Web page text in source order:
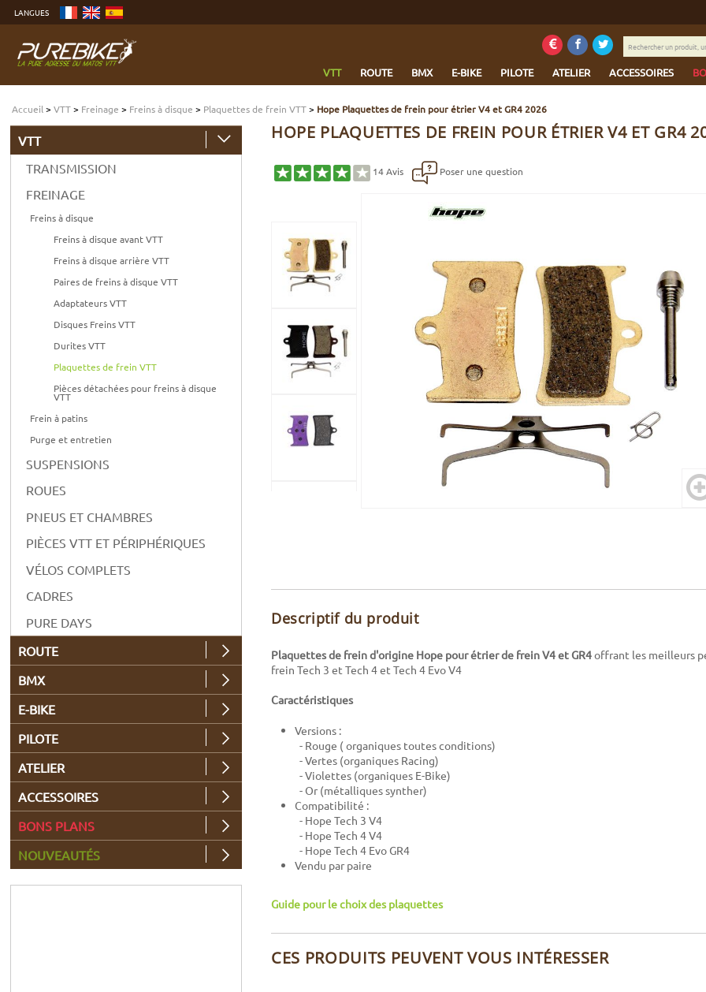
contenu
menu
Aller
LANGUES
VTT ROUTE BMX E-BIKE PILOTE ATELIER ACCESSOIRES
Rechercher
un
une
marque...
Accueil >VTT> Freinage > Freins à disque > Plaquettes de frein VTT> Hope Plaquettes de frein pour étrier V4 et GR4 2026
HOPE PLAQUETTES DE FREIN POUR ÉTRIER V4 ET GR4
14Avis Poser une question
Descriptif du produit
Plaquettes de frein d'origine Hope pour étrier de frein V4 et GR4offrant les meilleurs
frein Tech 3 et Tech 4 et Tech 4 Evo V4
Caractéristiques
Versions :
- Rouge ( organiques toutes conditions)
- Vertes (organiques Racing)
- Violettes (organiques E-Bike)
- Or (métalliques synther)
Compatibilité :
- Hope Tech 3 V4
- Hope Tech 4 V4
- Hope Tech 4 Evo GR4
Vendu par paire
Guide pour le choix des plaquettes
CES PRODUITS PEUVENT VOUS INTÉRESSER
VTT
TRANSMISSION
FREINAGE
Freins à disque
Freins à disque avant VTT
Freins à disque arrière VTT
Paires de freins à disque VTT
Adaptateurs VTT
Disques Freins VTT
Durites VTT
Plaquettes de frein VTT
Pièces détachées pour freins à disque
VTT
Frein à patins
Purge et entretien
SUSPENSIONS
ROUES
PNEUS ET CHAMBRES
PIÈCES VTT ET PÉRIPHÉRIQUES
VÉLOS COMPLETS
CADRES
PURE DAYS
ROUTE
BMX
E-BIKE
PILOTE
ATELIER
ACCESSOIRES
BONS PLANS
NOUVEAUTÉS